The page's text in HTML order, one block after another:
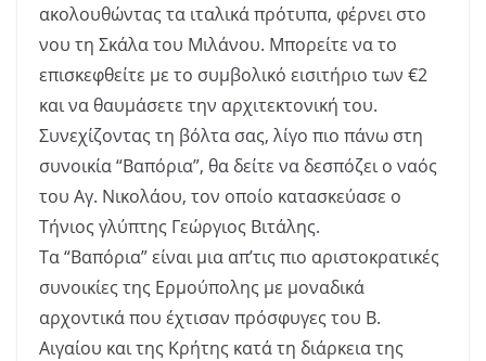
ακολουθώντας τα ιταλικά πρότυπα, φέρνει στο
νου τη Σκάλα του Μιλάνου. Μπορείτε να το
επισκεφθείτε με το συμβολικό εισιτήριο των €2
και να θαυμάσετε την αρχιτεκτονική του.
Συνεχίζοντας τη βόλτα σας, λίγο πιο πάνω στη
συνοικία “Βαπόρια”, θα δείτε να δεσπόζει ο ναός
του Αγ. Νικολάου, τον οποίο κατασκεύασε ο
Τήνιος γλύπτης Γεώργιος Βιτάλης.
Τα “Βαπόρια” είναι μια απ’τις πιο αριστοκρατικές
συνοικίες της Ερμούπολης με μοναδικά
αρχοντικά που έχτισαν πρόσφυγες του Β.
Αιγαίου και της Κρήτης κατά τη διάρκεια της